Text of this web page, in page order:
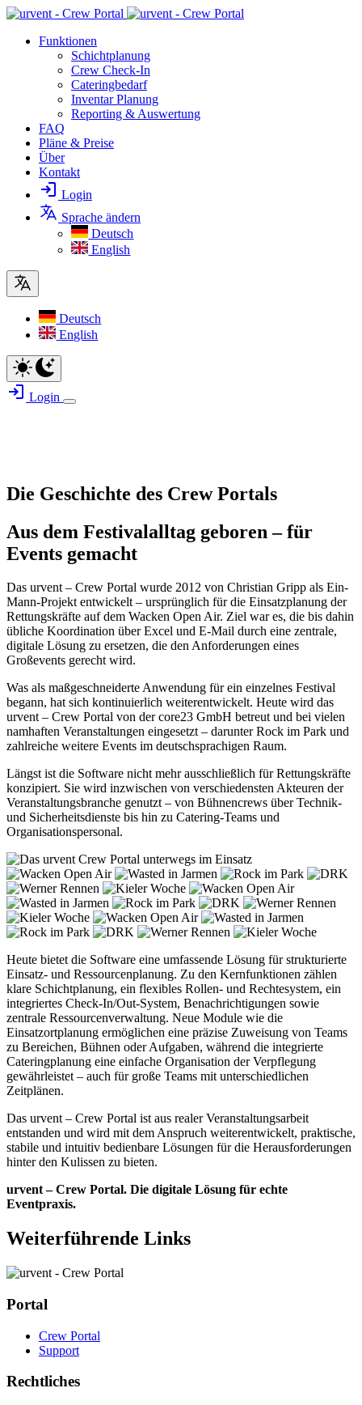
Funktionen
Schichtplanung
Crew Check-In
Cateringbedarf
Inventar Planung
Reporting & Auswertung
FAQ
Pläne & Preise
Über
Kontakt
Login
Sprache ändern
Deutsch
English
Deutsch
English
Login
Die Geschichte des Crew Portals
Aus dem Festivalalltag geboren – für
Events gemacht
Das urvent – Crew Portal wurde 2012 von Christian Gripp als Ein-
Mann-Projekt entwickelt – ursprünglich für die Einsatzplanung der
Rettungskräfte auf dem Wacken Open Air. Ziel war es, die bis dahin
übliche Koordination über Excel und E-Mail durch eine zentrale,
digitale Lösung zu ersetzen, die den Anforderungen eines
Großevents gerecht wird.
Was als maßgeschneiderte Anwendung für ein einzelnes Festival
begann, hat sich kontinuierlich weiterentwickelt. Heute wird das
urvent – Crew Portal von der core23 GmbH betreut und bei vielen
namhaften Veranstaltungen eingesetzt – darunter Rock im Park und
zahlreiche weitere Events im deutschsprachigen Raum.
Längst ist die Software nicht mehr ausschließlich für Rettungskräfte
konzipiert. Sie wird inzwischen von verschiedensten Akteuren der
Veranstaltungsbranche genutzt – von Bühnencrews über Technik-
und Sicherheitsdienste bis hin zu Catering-Teams und
Organisationspersonal.
Heute bietet die Software eine umfassende Lösung für strukturierte
Einsatz- und Ressourcenplanung. Zu den Kernfunktionen zählen
klare Schichtplanung, ein flexibles Rollen- und Rechtesystem, ein
integriertes Check-In/Out-System, Benachrichtigungen sowie
zentrale Ressourcenverwaltung. Neue Module wie die
Einsatzortplanung ermöglichen eine präzise Zuweisung von Teams
zu Bereichen, Bühnen oder Aufgaben, während die integrierte
Cateringplanung eine einfache Organisation der Verpflegung
gewährleistet – auch für große Teams mit unterschiedlichen
Zeitplänen.
Das urvent – Crew Portal ist aus realer Veranstaltungsarbeit
entstanden und wird mit dem Anspruch weiterentwickelt, praktische,
stabile und intuitiv bedienbare Lösungen für die Herausforderungen
hinter den Kulissen zu bieten.
urvent – Crew Portal. Die digitale Lösung für echte
Eventpraxis.
Weiterführende Links
Portal
Crew Portal
Support
Rechtliches